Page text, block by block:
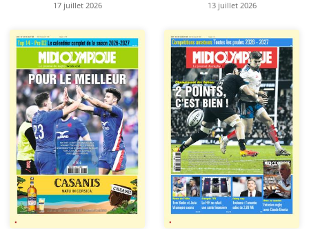
17 juillet 2026 13 juillet 2026